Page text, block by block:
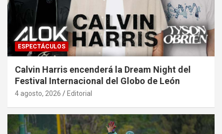
ESPECTÁCULOS
Calvin Harris encenderá la Dream Night del
Festival Internacional del Globo de León
4 agosto, 2026 Editorial